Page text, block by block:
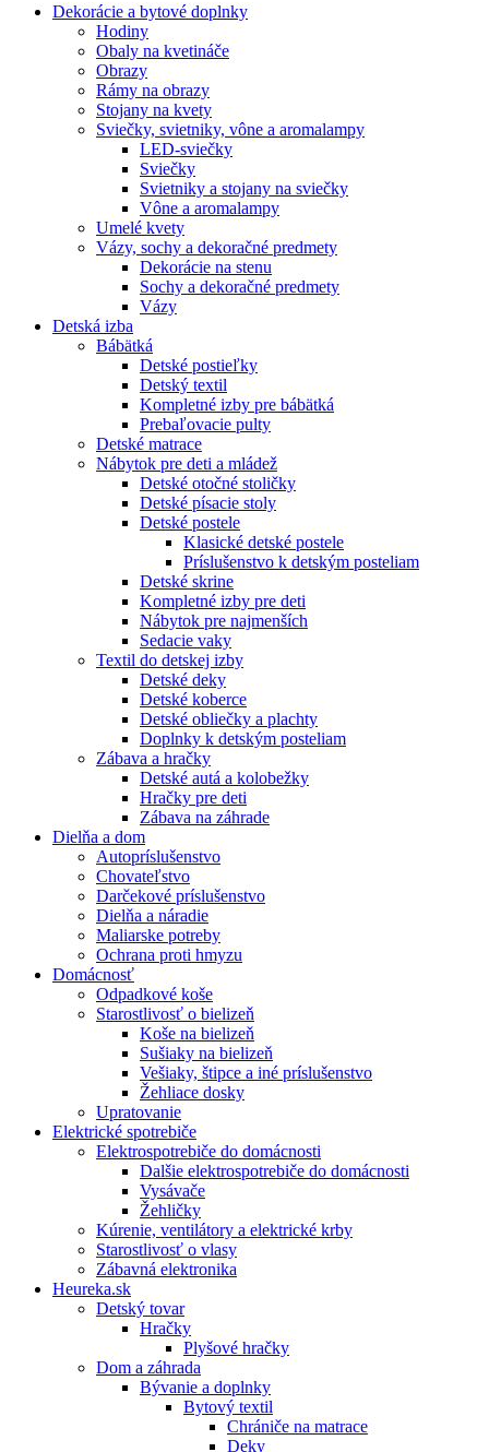
Dekorácie a bytové doplnky
Hodiny
Obaly na kvetináče
Obrazy
Rámy na obrazy
Stojany na kvety
Sviečky, svietniky, vône a aromalampy
LED-sviečky
Sviečky
Svietniky a stojany na sviečky
Vône a aromalampy
Umelé kvety
Vázy, sochy a dekoračné predmety
Dekorácie na stenu
Sochy a dekoračné predmety
Vázy
Detská izba
Bábätká
Detské postieľky
Detský textil
Kompletné izby pre bábätká
Prebaľovacie pulty
Detské matrace
Nábytok pre deti a mládež
Detské otočné stoličky
Detské písacie stoly
Detské postele
Klasické detské postele
Príslušenstvo k detským posteliam
Detské skrine
Kompletné izby pre deti
Nábytok pre najmenších
Sedacie vaky
Textil do detskej izby
Detské deky
Detské koberce
Detské obliečky a plachty
Doplnky k detským posteliam
Zábava a hračky
Detské autá a kolobežky
Hračky pre deti
Zábava na záhrade
Dielňa a dom
Autopríslušenstvo
Chovateľstvo
Darčekové príslušenstvo
Dielňa a náradie
Maliarske potreby
Ochrana proti hmyzu
Domácnosť
Odpadkové koše
Starostlivosť o bielizeň
Koše na bielizeň
Sušiaky na bielizeň
Vešiaky, štipce a iné príslušenstvo
Žehliace dosky
Upratovanie
Elektrické spotrebiče
Elektrospotrebiče do domácnosti
Dalšie elektrospotrebiče do domácnosti
Vysávače
Žehličky
Kúrenie, ventilátory a elektrické krby
Starostlivosť o vlasy
Zábavná elektronika
Heureka.sk
Detský tovar
Hračky
Plyšové hračky
Dom a záhrada
Bývanie a doplnky
Bytový textil
Chrániče na matrace
Deky